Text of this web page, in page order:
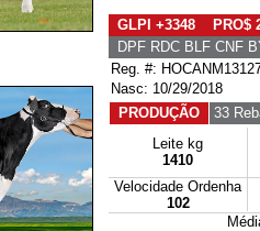
GLPI +3348 PRO$
DPF RDC BLF CNF
Reg. #:
Nasc: 10/29/2018
PRODUÇÃO
33
Leite kg
1410
Velocidade Ordenha
102